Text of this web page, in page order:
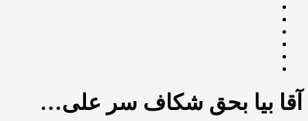
آقا بیا بحق شکاف سر علی…